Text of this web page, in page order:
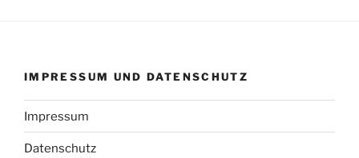
IMPRESSUM UND DATENSCHUTZ
Impressum
Datenschutz